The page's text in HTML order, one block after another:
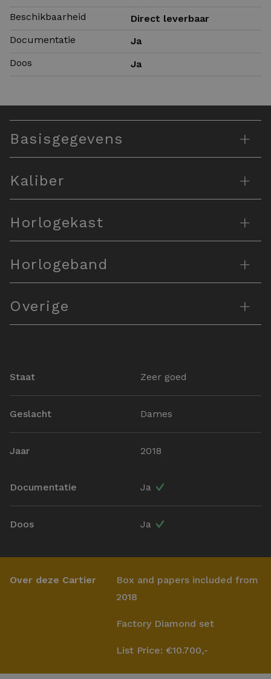
Beschikbaarheid
Direct leverbaar
Documentatie
Ja
Doos
Ja
Basisgegevens +
Kaliber +
Horlogekast +
Horlogeband +
Overige +
Staat Zeer goed
Geslacht Dames
Jaar 2018
Documentatie Ja
Doos Ja
Over deze Cartier
Box and papers included from
2018
Factory Diamond set
List Price: €10.700,-